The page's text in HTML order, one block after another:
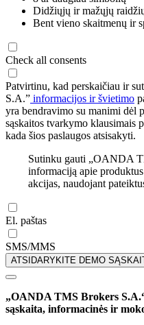
Didžiųjų ir mažųjų
Bent vieno skaitmenų ir
Check all consents
Patvirtinu, kad perskaičiau ir
S.A.” informacijos ir švietimo
yra bendravimo su manimi dėl
sąskaitos tvarkymo klausimais
kada šios paslaugos atsisakyti.
Sutinku gauti „OANDA
informaciją apie
akcijas, naudojant
El. paštas
SMS/MMS
ATSIDARYKITE DEMO
„OANDA TMS Brokers
sąskaita, informacinės ir